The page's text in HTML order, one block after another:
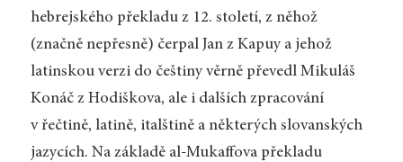
hebrejského překladu z 12. století, z něhož
(značně nepřesně) čerpal Jan z Kapuy a jehož
latinskou verzi do češtiny věrně převedl Mikuláš
Konáč z Hodiškova, ale i dalších zpracování
v řečtině, latině, italštině a některých slovanských
jazycích. Na základě al-Mukaffova překladu